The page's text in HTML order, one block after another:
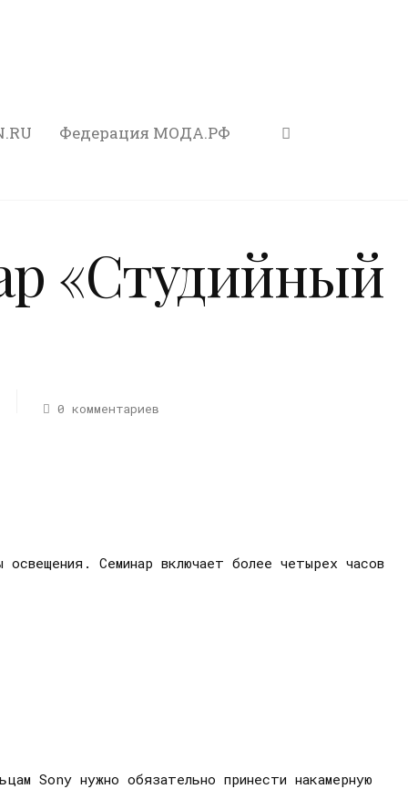
Федерация МОДА.РФ
«Студийный
0 комментариев
Семинар включает более четырех часов
Sony нужно обязательно принести накамерную